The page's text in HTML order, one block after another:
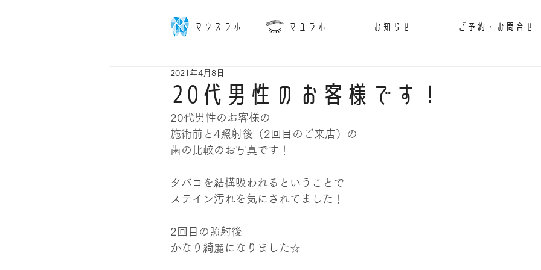
マウスラボ マユラボ お知らせ ご予約・お問合せ
20代男性のお客様です！
2021年4月8日
20代男性のお客様の
施術前と4照射後（2回目のご来店）の
歯の比較のお写真です！
タバコを結構吸われるということで
ステイン汚れを気にされてました！
2回目の照射後
かなり綺麗になりました☆